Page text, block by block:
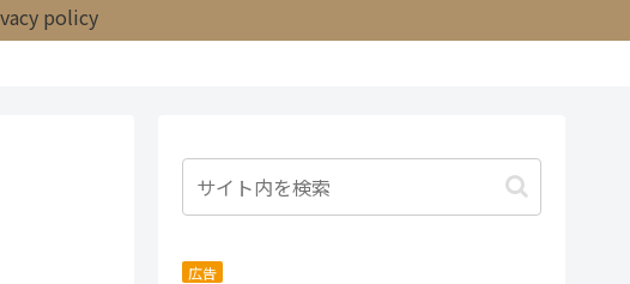
policy
広告